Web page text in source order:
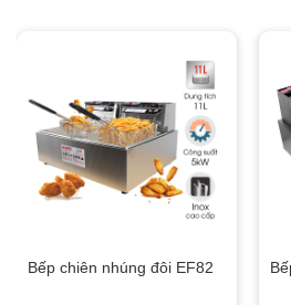
Bếp chiên nhúng đôi EF82